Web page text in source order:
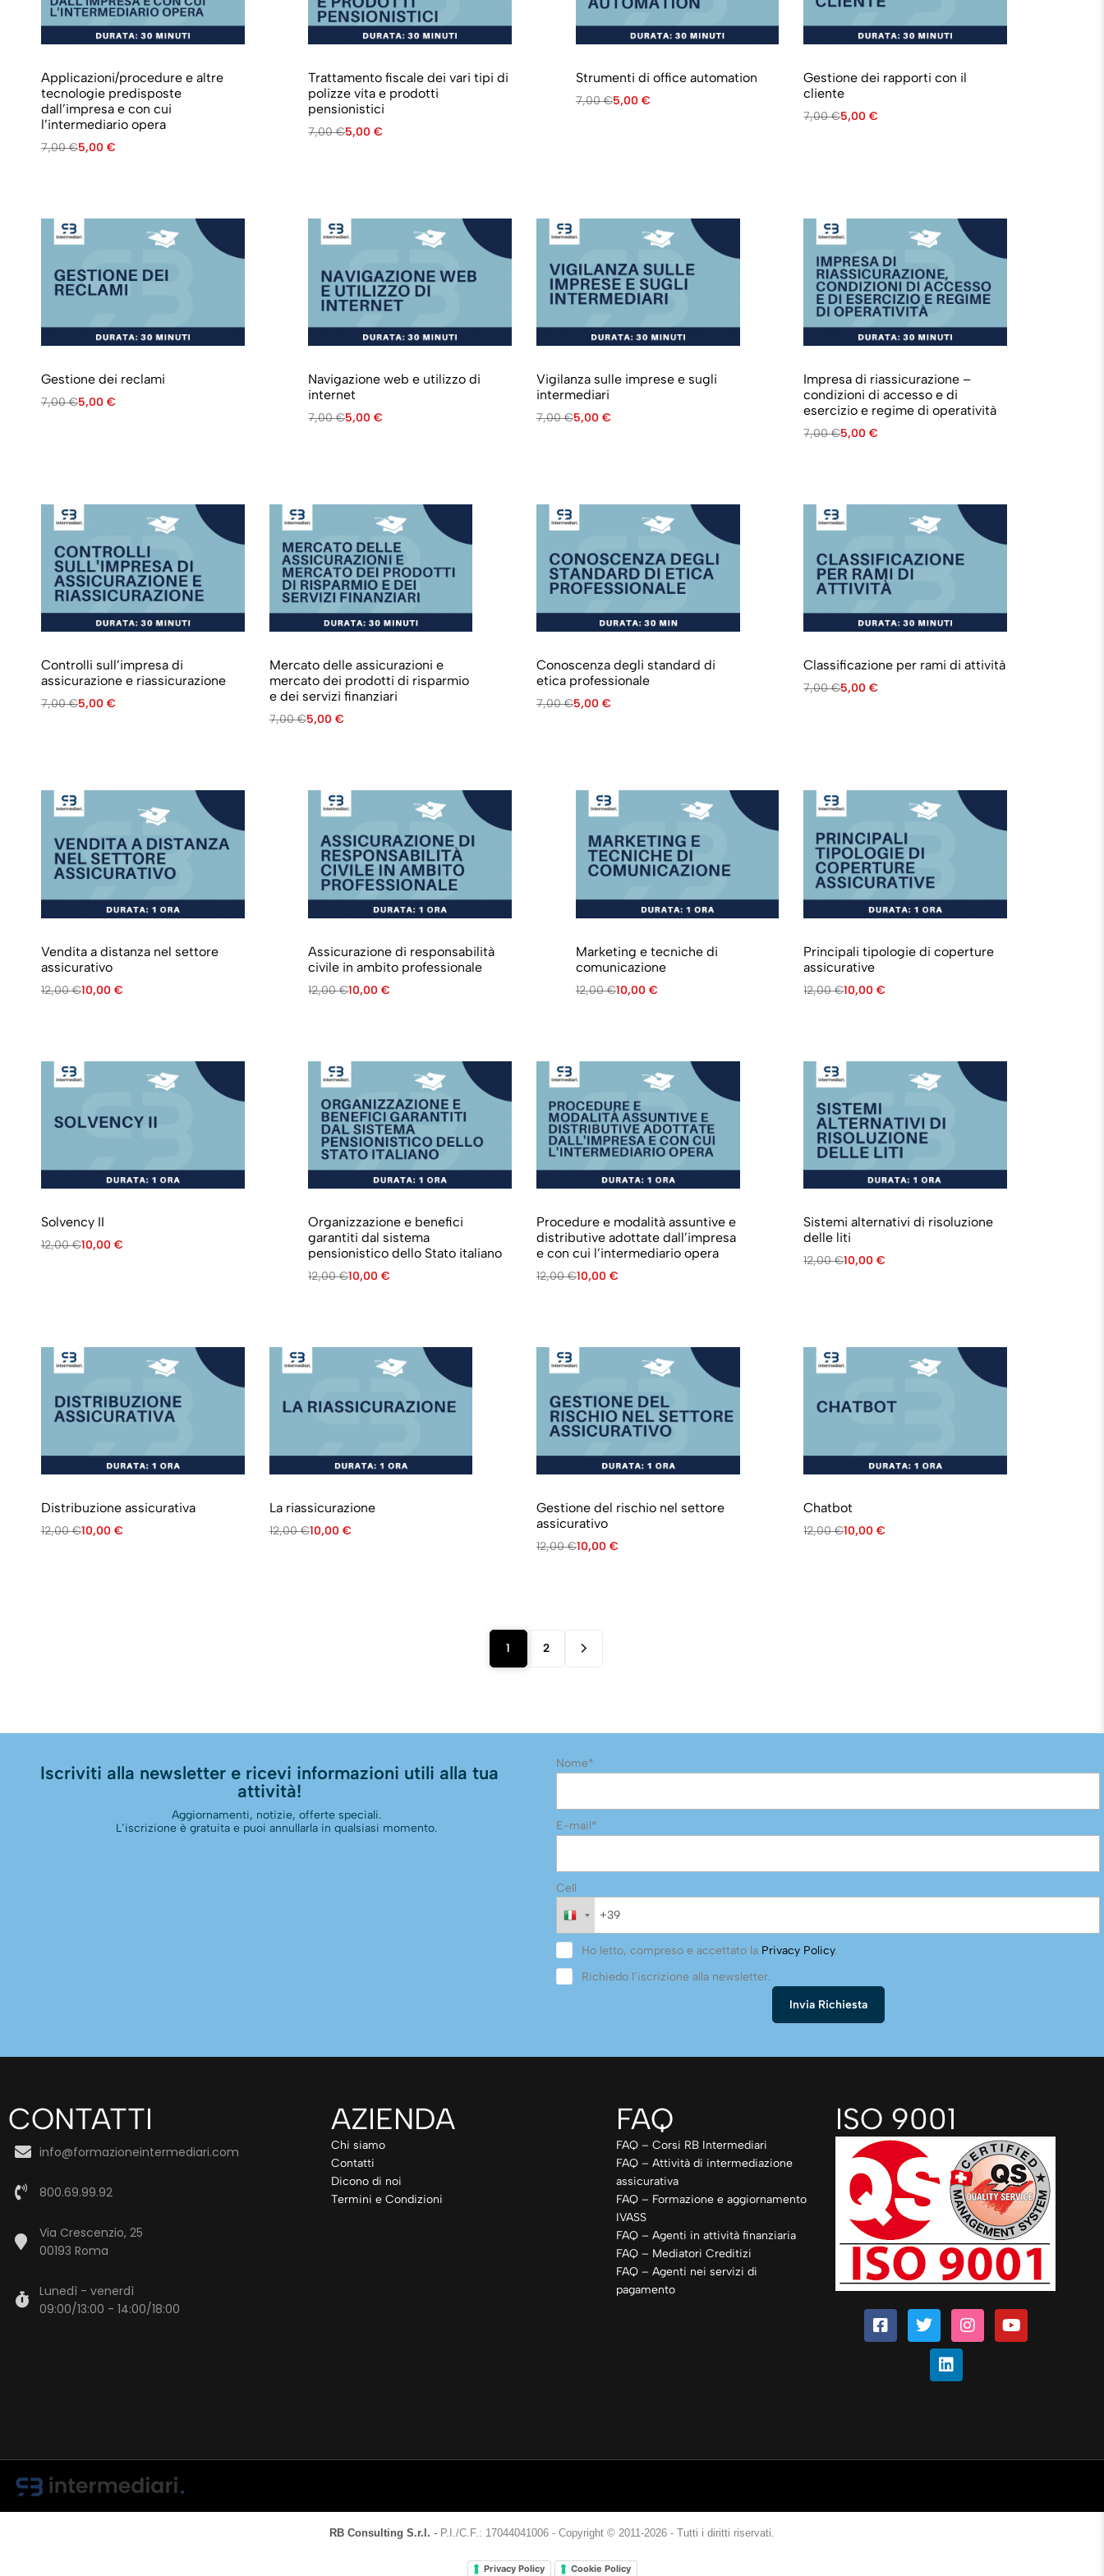
Applicazioni/procedure e altre
tecnologie predisposte
dall’impresa e con cui
l’intermediario opera
7,00€5,00 €
Trattamento fiscale dei vari tipi di
polizze vita e prodotti
pensionistici
7,00€5,00€
Strumenti di office automation
7,00€5,00 €
Gestione dei rapporti con il
cliente
7,00€5,00€
Gestione dei reclami
7,00€5,00 €
Navigazione web e utilizzo di
internet
7,00€5,00€
Vigilanza sulle imprese e sugli
intermediari
7,00€5,00€
Impresa di riassicurazione –
condizioni di accesso e di
esercizio e regime di operatività
7,00€5,00€
Controlli sull’impresa di
assicurazione e riassicurazione
7,00€5,00 €
Mercato delle assicurazioni e
mercato dei prodotti di risparmio
e dei servizi finanziari
7,00€5,00 €
Conoscenza degli standard di
etica professionale
7,00€5,00€
Classificazione per rami di attività
7,00€5,00€
Vendita a distanza nel settore
assicurativo
12,00€10,00 €
Assicurazione di responsabilità
civile in ambito professionale
12,00€10,00€
Marketing e tecniche di
comunicazione
12,00€10,00 €
Principali tipologie di coperture
assicurative
12,00€10,00€
Solvency II
12,00€10,00 €
Organizzazione e benefici
garantiti dal sistema
pensionistico dello Stato italiano
12,00€10,00€
Procedure e modalità assuntive e
distributive adottate dall’impresa
e con cui l’intermediario opera
12,00€10,00€
Sistemi alternativi di risoluzione
delle liti
12,00€10,00€
Distribuzione assicurativa
12,00€10,00 €
La riassicurazione
12,00€10,00 €
Gestione del rischio nel settore
assicurativo
12,00€10,00€
Chatbot
12,00€10,00€
1 2
Iscriviti alla newsletter e ricevi informazioni utili alla tua
attività!
Aggiornamenti, notizie, offerte speciali.
L’iscrizione è gratuita e puoi annullarla in qualsiasi momento.
Nome*
E-mail*
Cell
Ho letto, compreso e accettato la Privacy Policy.
Richiedo l’iscrizione alla newsletter.
CONTATTI
info@formazioneintermediari.com
800.69.99.92
Via Crescenzio, 25
00193 Roma
Lunedì - venerdì
09:00/13:00 - 14:00/18:00
AZIENDA
Chi siamo
Contatti
Dicono di noi
Termini e Condizioni
FAQ
FAQ – Corsi RB Intermediari
FAQ – Attività di intermediazione
assicurativa
FAQ – Formazione e aggiornamento
IVASS
FAQ – Agenti in attività finanziaria
FAQ – Mediatori Creditizi
FAQ – Agenti nei servizi di
pagamento
ISO 9001
RB Consulting S.r.l. - P.I./C.F.: 17044041006 - Copyright © 2011-2026 - Tutti i diritti riservati.
Privacy Policy Cookie Policy